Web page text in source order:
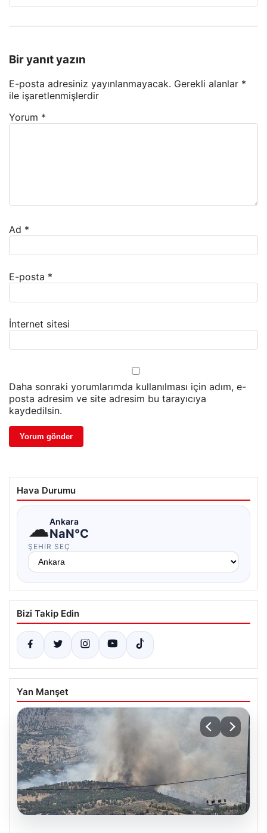
Bir yanıt yazın
E-posta adresiniz yayınlanmayacak. Gerekli alanlar *
ile işaretlenmişlerdir
Yorum *
Ad *
E-posta *
İnternet sitesi
Daha sonraki yorumlarımda kullanılması için adım, e-
posta adresim ve site adresim bu tarayıcıya
kaydedilsin.
Hava Durumu
☁Ankara
NaN°C
ŞEHIR SEÇ
Bizi Takip Edin
Yan Manşet